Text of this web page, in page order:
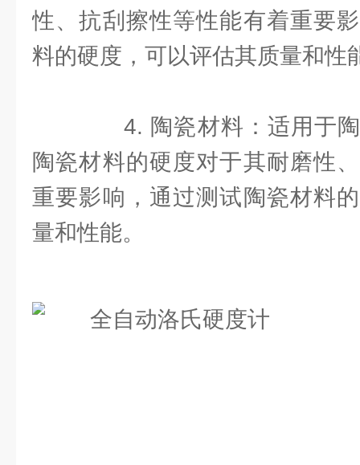
性、抗刮擦性等性能有着重要
料的硬度，可以评估其质量和性
4. 陶瓷材料：适用于陶
陶瓷材料的硬度对于其耐磨性
重要影响，通过测试陶瓷材料
量和性能。